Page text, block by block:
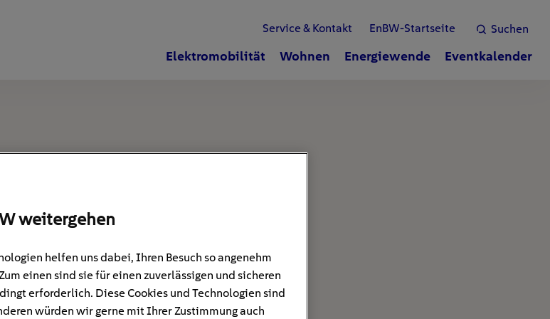
Suchen
Service & Kontakt EnBW-Startseite
Elektromobilität Wohnen Energiewende Eventkalender
weitergehen
helfen uns dabei, Ihren Besuch so angenehm
einen sind sie für einen zuverlässigen und sicheren
erforderlich. Diese Cookies und Technologien sind
würden wir gerne mit Ihrer Zustimmung auch